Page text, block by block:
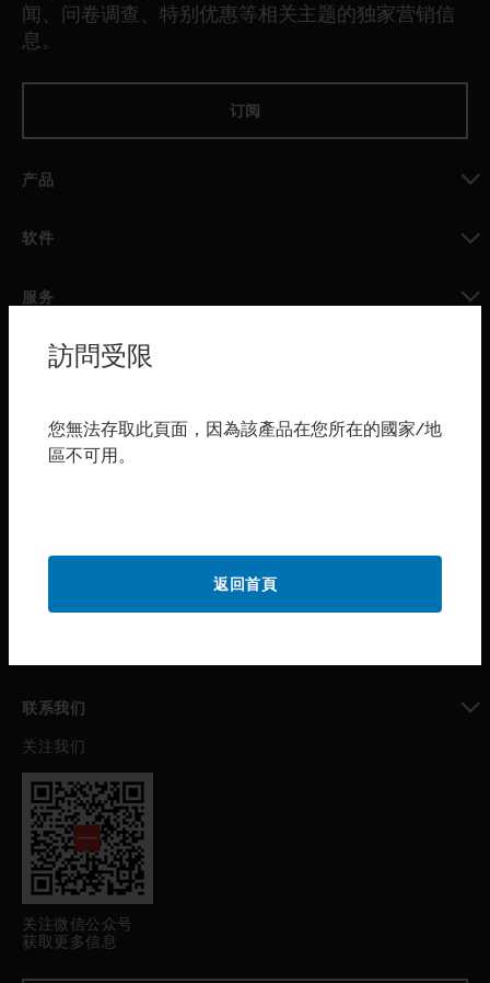
闻、问卷调查、特别优惠等相关主题的独家营销信
息。
订阅
产品
软件
服务
toggle view
行业
toggle view
联系我们
toggle view
关注我们
关注微信公众号
获取更多信息
訪問受限
您無法存取此頁面，因為該產品在您所在的國家/地
區不可用。
返回首頁